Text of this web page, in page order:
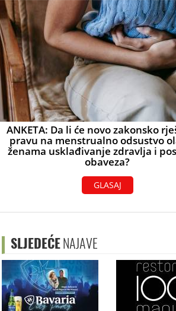
ANKETA: Da li će novo zakonsko
pravu na menstrualno odsustvo
ženama usklađivanje zdravlja i
obaveza?
GLASAJ
SLJEDEĆENAJAVE